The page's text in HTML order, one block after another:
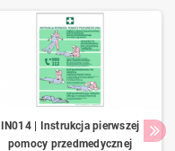
IN014 | Instrukcja pierwszej
pomocy przedmedycznej